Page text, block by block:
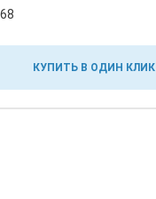
КУПИТЬ В ОДИН КЛИК